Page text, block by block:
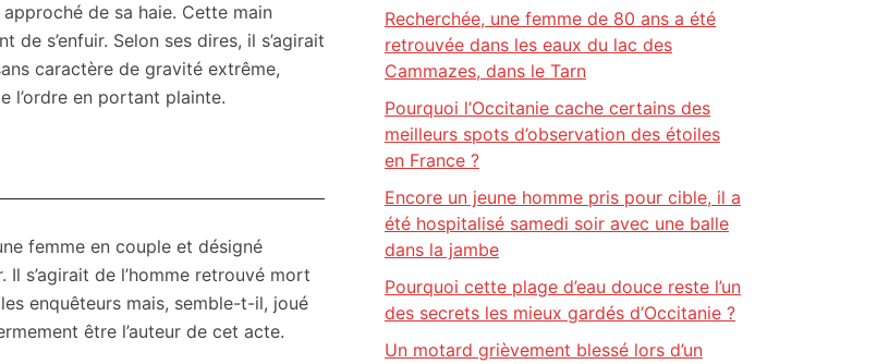
de sa haie. Cette main
s’enfuir. Selon ses dires, il s’agirait
caractère de gravité extrême,
l’ordre en portant plainte.
femme en couple et désigné
s’agirait de l’homme retrouvé mort
enquêteurs mais, semble-t-il, joué
être l’auteur de cet acte.
Recherchée, une femme de 80 ans a été
retrouvée dans les eaux du lac des
Cammazes, dans le Tarn
Pourquoi l’Occitanie cache certains des
meilleurs spots d’observation des étoiles
en France ?
Encore un jeune homme pris pour cible, il a
été hospitalisé samedi soir avec une balle
dans la jambe
Pourquoi cette plage d’eau douce reste l’un
des secrets les mieux gardés d’Occitanie ?
Un motard grièvement blessé lors d’un